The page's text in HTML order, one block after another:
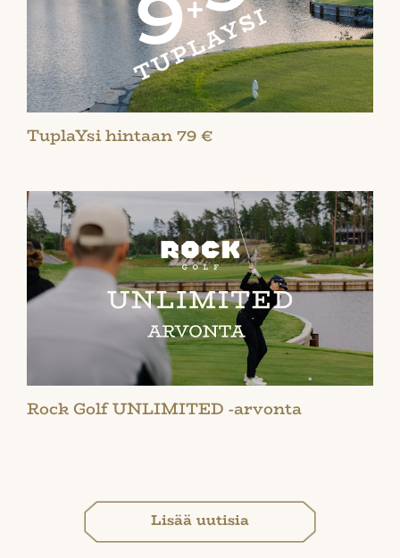
TuplaYsi hintaan 79 €
Rock Golf UNLIMITED -arvonta
Lisää uutisia